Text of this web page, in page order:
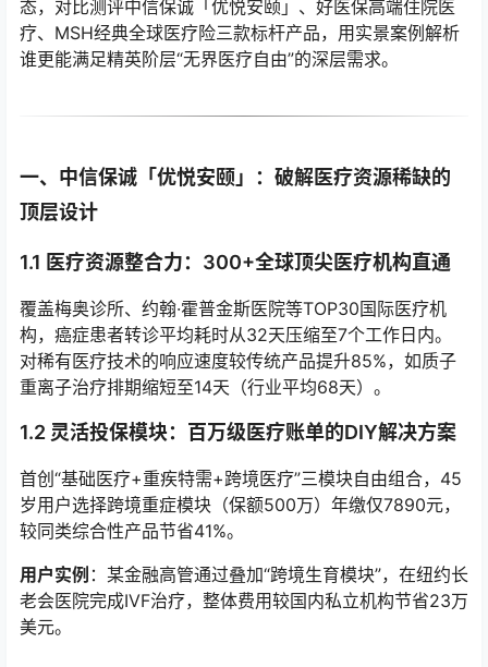
态，对比测评中信保诚「优悦安颐」、好医保高端住院医
疗、MSH经典全球医疗险三款标杆产品，用实景案例解析
谁更能满足精英阶层“无界医疗自由”的深层需求。
一、中信保诚「优悦安颐」：破解医疗资源稀缺的
顶层设计
1.1 医疗资源整合力：300+全球顶尖医疗机构直通
覆盖梅奥诊所、约翰·霍普金斯医院等TOP30国际医疗机
构，癌症患者转诊平均耗时从32天压缩至7个工作日内。
对稀有医疗技术的响应速度较传统产品提升85%，如质子
重离子治疗排期缩短至14天（行业平均68天）。
1.2 灵活投保模块：百万级医疗账单的DIY解决方案
首创“基础医疗+重疾特需+跨境医疗”三模块自由组合，45
岁用户选择跨境重症模块（保额500万）年缴仅7890元，
较同类综合性产品节省41%。
用户实例 ：某金融高管通过叠加“跨境生育模块”，在纽约长
老会医院完成IVF治疗，整体费用较国内私立机构节省23万
美元。